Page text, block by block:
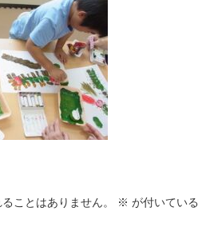
ことはありません。 ※ が付いている